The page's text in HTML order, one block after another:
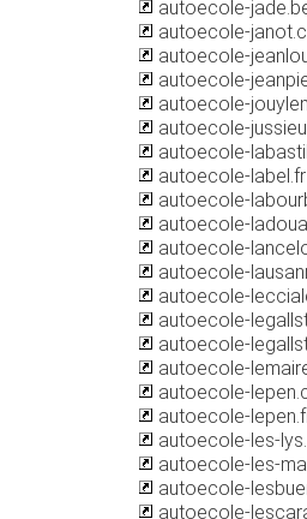
autoecole-
autoecole-
autoecole-
autoecole-
autoecole-
autoecole-
autoecole-
autoecole-label.fr
autoecole-
autoecole-
autoecole-
autoecole-
autoecole-
autoecole-
autoecole-
autoecole-
autoecole-
autoecole-
autoecole-les-
autoecole-les-
autoecole-
autoecole-